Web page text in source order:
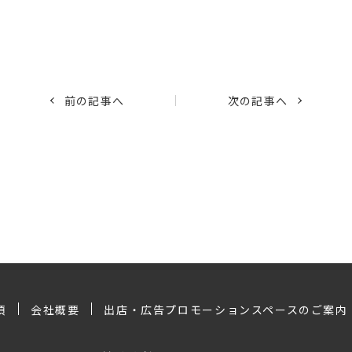
前の記事へ 次の記事へ
会社概要 出店・広告プロモーションスペースのご案内